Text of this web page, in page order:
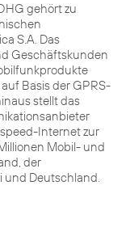
gehört zu
S.A. Das
Geschäftskunden
Basis der GPRS-
stellt das
Internet zur
Mobil- und
der
und Deutschland.